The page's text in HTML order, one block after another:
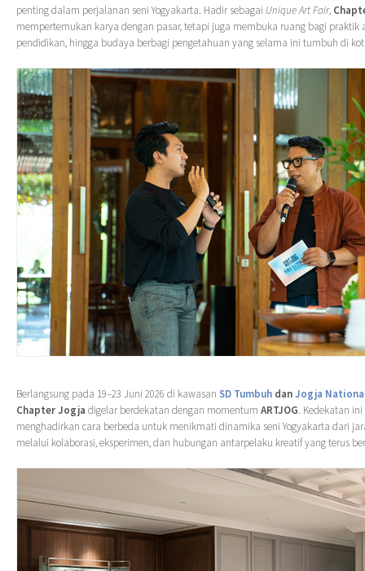
penting dalam perjalanan seni Yogyakarta. Hadir sebagai Unique Art Fair,
mempertemukan karya dengan pasar, tetapi juga membuka ruang bagi praktik
pendidikan, hingga budaya berbagi pengetahuan yang selama ini tumbuh di
Berlangsung pada 19–23 Juni 2026 di kawasan SD Tumbuh danJogja
Chapter Jogja digelar berdekatan dengan momentum ARTJOG. Kedekatan ini
menghadirkan cara berbeda untuk menikmati dinamika seni Yogyakarta dari
melalui kolaborasi, eksperimen, dan hubungan antarpelaku kreatif yang terus